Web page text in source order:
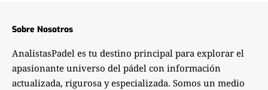
Sobre Nosotros
AnalistasPadel es tu destino principal para explorar el
apasionante universo del pádel con información
actualizada, rigurosa y especializada. Somos un medio